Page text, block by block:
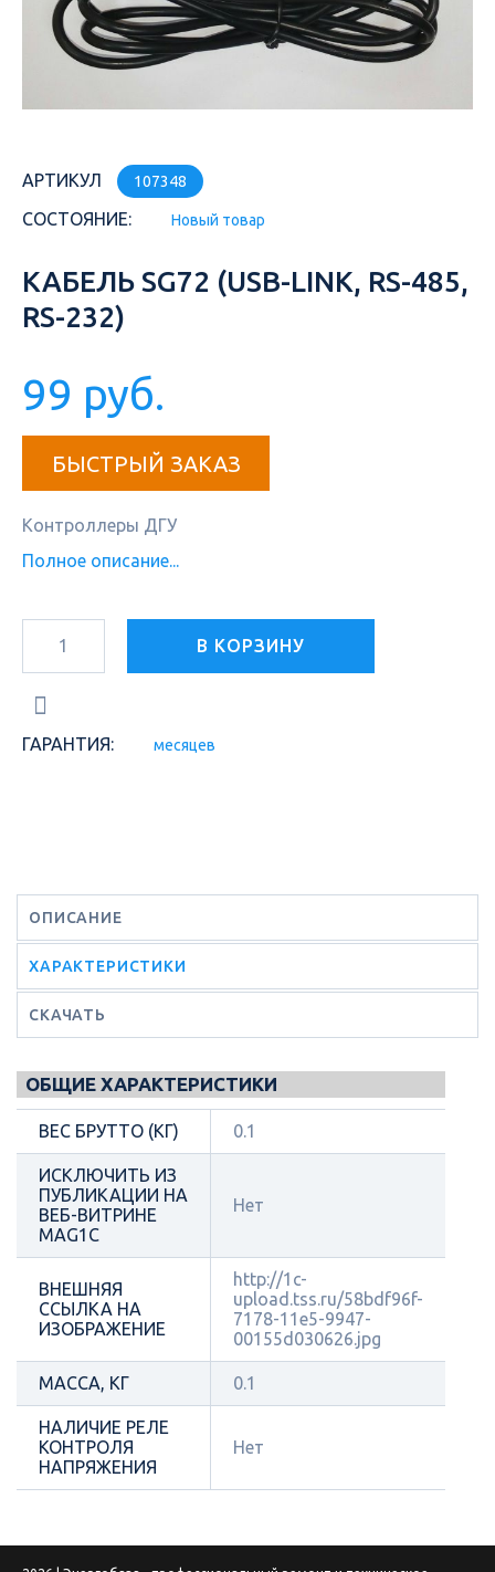
АРТИКУЛ 107348
СОСТОЯНИЕ: Новый товар
КАБЕЛЬ SG72 (USB-LINK, RS-485,
RS-232)
99 руб.
БЫСТРЫЙ ЗАКАЗ
Контроллеры ДГУ
Полное описание...
В КОРЗИНУ
ГАРАНТИЯ: месяцев
ОПИСАНИЕ
ХАРАКТЕРИСТИКИ
СКАЧАТЬ
ОБЩИЕ ХАРАКТЕРИСТИКИ
ВЕС БРУТТО (КГ) 0.1
ИСКЛЮЧИТЬ ИЗ
ПУБЛИКАЦИИ НА
ВЕБ-ВИТРИНЕ
MAG1C
Нет
ВНЕШНЯЯ
ССЫЛКА НА
ИЗОБРАЖЕНИЕ
http://1c-
upload.tss.ru/58bdf96f-
7178-11e5-9947-
00155d030626.jpg
МАССА, КГ 0.1
НАЛИЧИЕ РЕЛЕ
КОНТРОЛЯ
НАПРЯЖЕНИЯ
Нет